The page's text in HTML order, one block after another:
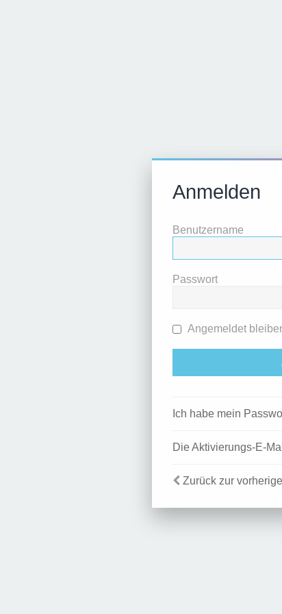
Anmelden
Benutzername
Passwort
Angemeldet
Ich habe mein
Die Aktivierungs-E-
Zurück zur